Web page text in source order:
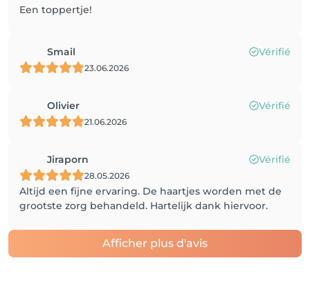
Een toppertje!
Smail Vérifié
23.06.2026
Olivier Vérifié
21.06.2026
Jiraporn Vérifié
28.05.2026
Altijd een fijne ervaring. De haartjes worden met de
grootste zorg behandeld. Hartelijk dank hiervoor.
Afficher plus d'avis